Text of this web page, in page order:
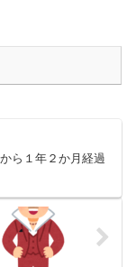
ら１年２か月経過